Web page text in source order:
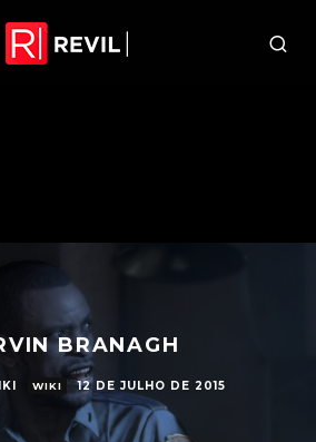
BRANAGH
WIKI 12 DE JULHO DE 2015